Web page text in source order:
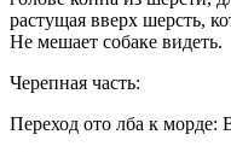
растущая вверх шерсть,
Не мешает собаке видеть.
Черепная часть:
Переход ото лба к